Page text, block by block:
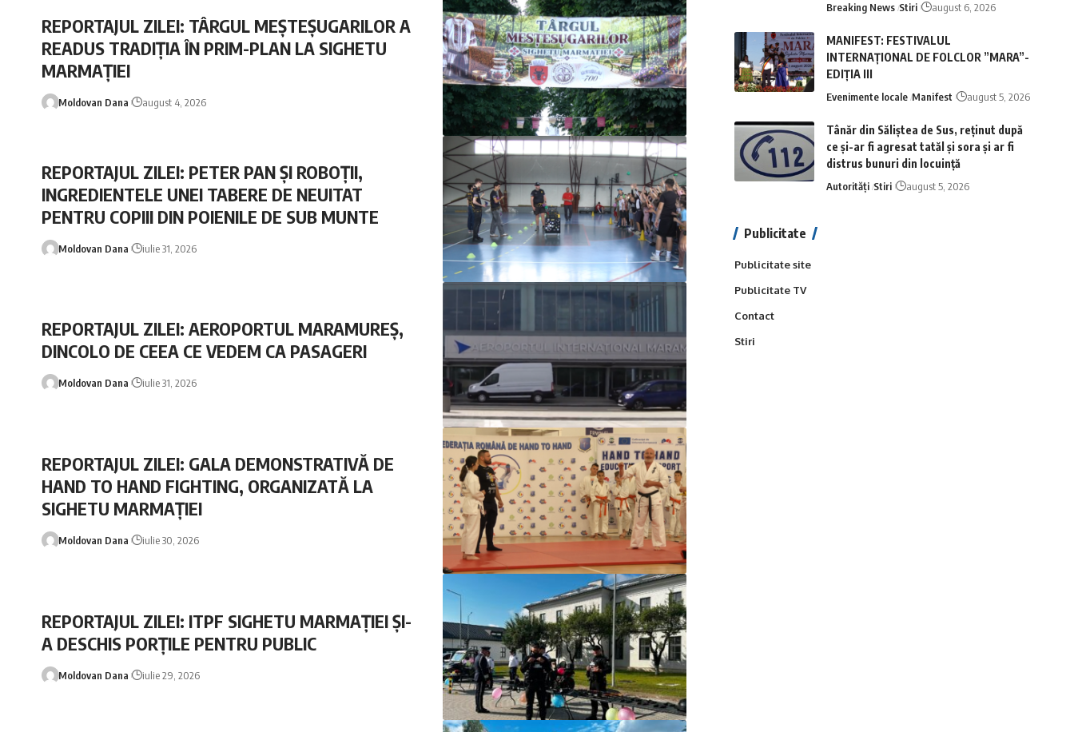
REPORTAJUL ZILEI: TÂRGUL MEȘTEȘUGARILOR A
READUS TRADIȚIA ÎN PRIM-PLAN LA SIGHETU
MARMAȚIEI
Moldovan Dana august 4, 2026
REPORTAJUL ZILEI: PETER PAN ȘI ROBOȚII,
INGREDIENTELE UNEI TABERE DE NEUITAT
PENTRU COPIII DIN POIENILE DE SUB MUNTE
Moldovan Dana iulie 31, 2026
REPORTAJUL ZILEI: AEROPORTUL MARAMUREȘ,
DINCOLO DE CEEA CE VEDEM CA PASAGERI
Moldovan Dana iulie 31, 2026
REPORTAJUL ZILEI: GALA DEMONSTRATIVĂ DE
HAND TO HAND FIGHTING, ORGANIZATĂ LA
SIGHETU MARMAȚIEI
Moldovan Dana iulie 30, 2026
REPORTAJUL ZILEI: ITPF SIGHETU MARMAȚIEI ȘI-
A DESCHIS PORȚILE PENTRU PUBLIC
Moldovan Dana iulie 29, 2026
Breaking News Stiri august 6, 2026
MANIFEST: FESTIVALUL
INTERNAȚIONAL DE FOLCLOR ”MARA”-
EDIȚIA III
Evenimente locale Manifest august 5, 2026
Tânăr din Săliștea de Sus, reținut după
ce și-ar fi agresat tatăl și sora și ar fi
distrus bunuri din locuință
Autorități Stiri august 5, 2026
Publicitate
Publicitate site
Publicitate TV
Contact
Stiri